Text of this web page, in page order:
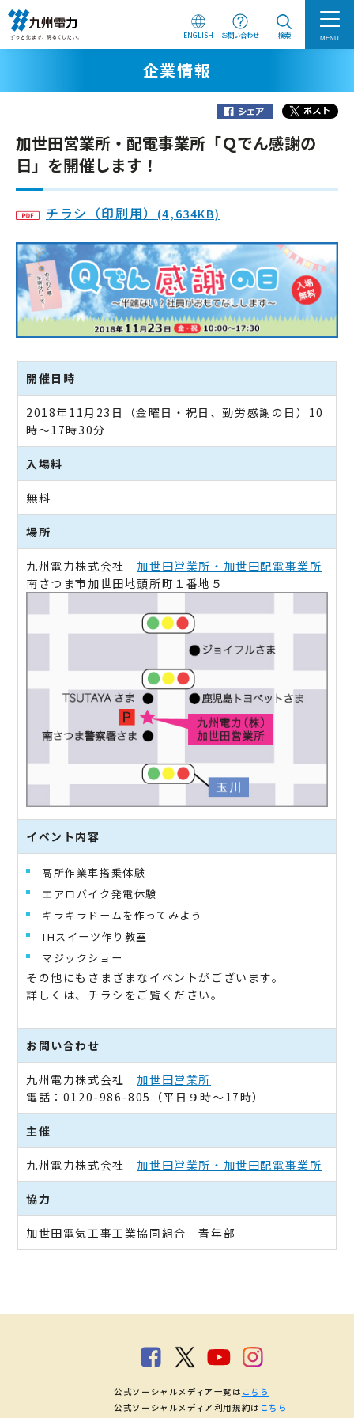
ENGLISH お問い合わせ 検索 MENU
企業情報
加世田営業所・配電事業所「Ｑでん感謝の
日」を開催します！
チラシ（印刷用） (4,634KB)
開催日時
2018年11月23日（金曜日・祝日、勤労感謝の日）10
時～17時30分
入場料
無料
場所
九州電力株式会社 加世田営業所・加世田配電事業所
南さつま市加世田地頭所町１番地５
イベント内容
高所作業車搭乗体験
エアロバイク発電体験
キラキラドームを作ってみよう
IHスイーツ作り教室
マジックショー
その他にもさまざまなイベントがございます。
詳しくは、チラシをご覧ください。
お問い合わせ
九州電力株式会社 加世田営業所
電話：0120-986-805（平日９時～17時）
主催
九州電力株式会社 加世田営業所・加世田配電事業所
協力
加世田電気工事工業協同組合 青年部
公式ソーシャルメディア一覧は こちら
公式ソーシャルメディア利用規約は こちら